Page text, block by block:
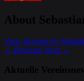
About
View all posts by
← Previous Next →
Aktuelle